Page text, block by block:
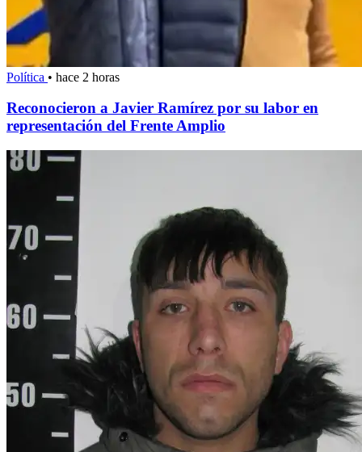
Política • hace 2 horas
Reconocieron a Javier Ramírez por su labor en
representación del Frente Amplio